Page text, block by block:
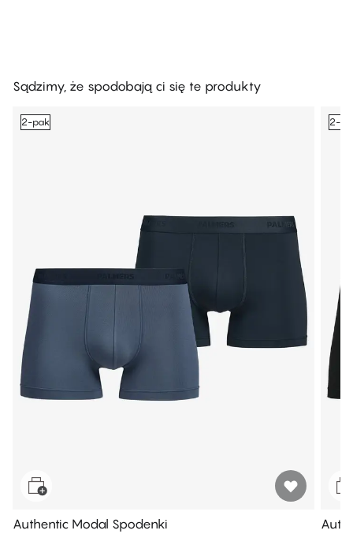
Sądzimy, że spodobają ci się te produkty
2-pak
Authentic Modal Spodenki
2-